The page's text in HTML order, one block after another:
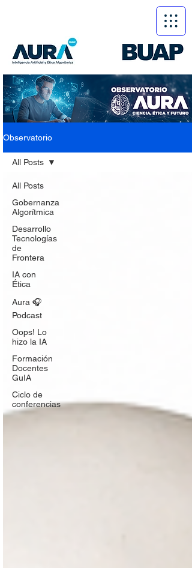
Observatorio
All Posts
Gobernanza
Algorítmica
Desarrollo
Tecnologías
de
Frontera
IA con
Ética
Aura 🎧
Podcast
Oops! Lo
hizo la IA
Formación
Docentes
GuIA
Ciclo de
conferencias
All Posts